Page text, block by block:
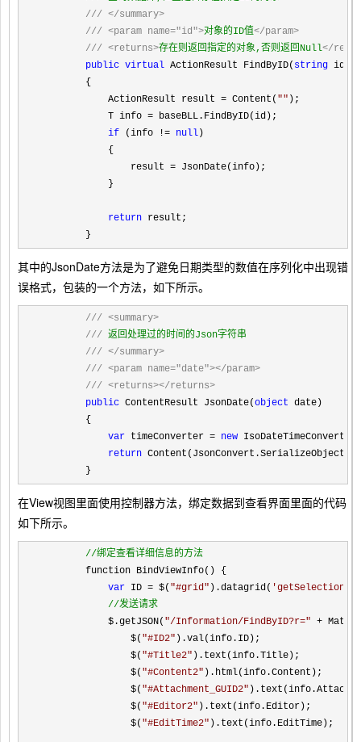
/// </summary>
/// <param name="id">对象的ID值</param>
/// <returns>存在则返回指定的对象,否则返回Null</
public virtual ActionResult FindByID( string id)
        {
            ActionResult result
= Content( "" );
            T info
= baseBLL.FindByID(id);
if (info != null )
            {
                result
= JsonDate(info);
            }
return result;
        }
其中的JsonDate方法是为了避免日期类型的数值在序列化中出现错
误格式，包装的一个方法，如下所示。
/// <summary>
/// 返回处理过的时间的Json字符串
/// </summary>
/// <param name="date"></param>
/// <returns></returns>
public ContentResult JsonDate(object date)
        {
var timeConverter = new
return
        }
在View视图里面使用控制器方法，绑定数据到查看界面里面的代码
如下所示。
//绑定查看详细信息的方法
        function BindViewInfo() {
var ID = $( "#grid" ).datagrid( 'getSelections
//发送请求
            $.getJSON(
"/Information/FindByID?r=" +
                $(
"#ID2" ).val(info.ID);
                $(
"#Title2" ).text(info.Title);
                $(
"#Content2" ).html(info.Content);
                $(
"#Attachment_GUID2"
                $(
"#Editor2" ).text(info.Editor);
                $(
"#EditTime2" ).text(info.EditTime);